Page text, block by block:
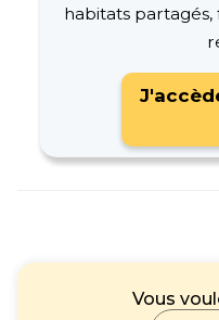
habitats partagés,
Vous